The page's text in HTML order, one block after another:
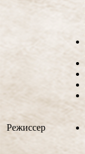
Режиссер